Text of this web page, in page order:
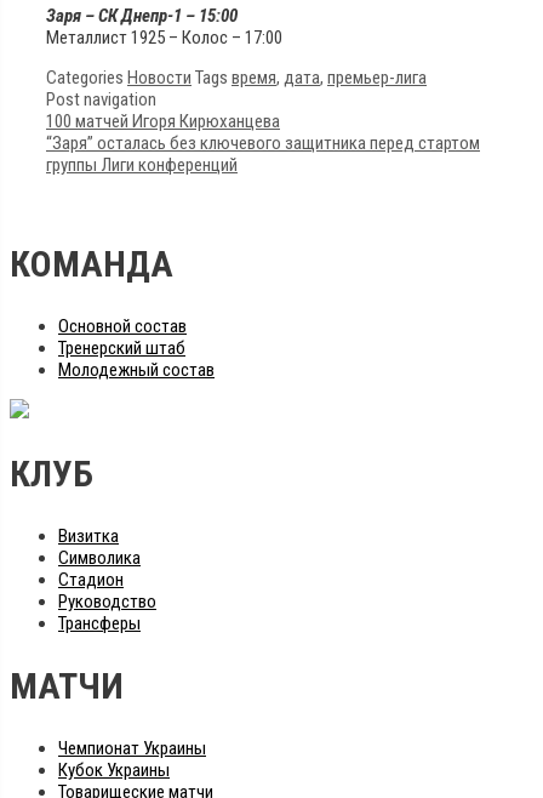
Заря – СК Днепр-1 – 15:00
Металлист 1925 – Колос – 17:00
Categories Новости Tags время, дата, премьер-лига
Post navigation
100 матчей Игоря Кирюханцева
“Заря” осталась без ключевого защитника перед стартом
группы Лиги конференций
КОМАНДА
Основной состав
Тренерский штаб
Молодежный состав
КЛУБ
Визитка
Символика
Стадион
Руководство
Трансферы
МАТЧИ
Чемпионат Украины
Кубок Украины
Товарищеские матчи